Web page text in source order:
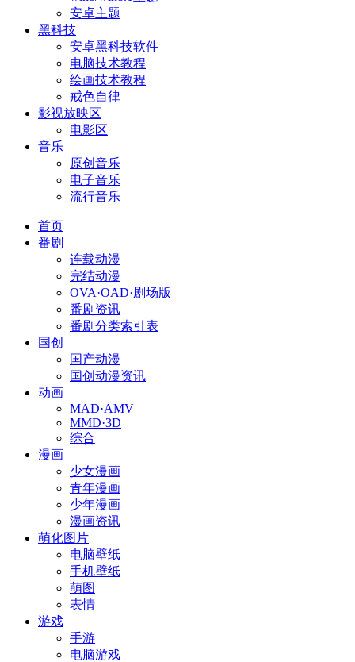
安卓主题
黑科技
安卓黑科技软件
电脑技术教程
绘画技术教程
戒色自律
影视放映区
电影区
音乐
原创音乐
电子音乐
流行音乐
首页
番剧
连载动漫
完结动漫
OVA·OAD·剧场版
番剧资讯
番剧分类索引表
国创
国产动漫
国创动漫资讯
动画
MAD·AMV
MMD·3D
综合
漫画
少女漫画
青年漫画
少年漫画
漫画资讯
萌化图片
电脑壁纸
手机壁纸
萌图
表情
游戏
手游
电脑游戏